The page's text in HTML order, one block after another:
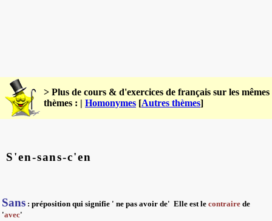
> Plus de cours & d'exercices de français sur les mêmes
thèmes : | Homonymes [Autres thèmes]
S'en-sans-c'en
Sans : préposition qui signifie ' ne pas avoir de' Elle est le contraire de
'avec'